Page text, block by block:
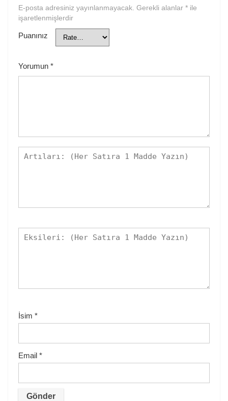
E-posta adresiniz yayınlanmayacak. Gerekli alanlar * ile
işaretlenmişlerdir
Puanınız
Yorumun *
İsim *
Email *